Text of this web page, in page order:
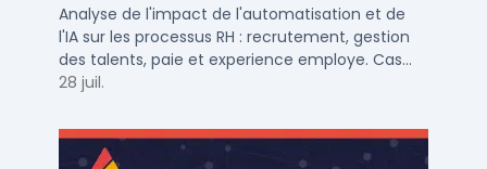
talents RH
Analyse de l'impact de l'automatisation et de
l'IA sur les processus RH : recrutement, gestion
des talents, paie et experience employe. Cas
concrets pour TPE, PME et ETI en 2026.
28 juil.